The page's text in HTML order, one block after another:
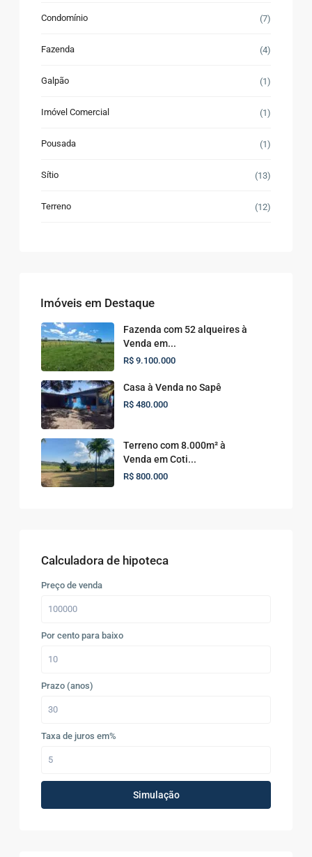
Condomínio (7)
Fazenda (4)
Galpão (1)
Imóvel Comercial (1)
Pousada (1)
Sítio (13)
Terreno (12)
Imóveis em Destaque
Fazenda com 52 alqueires à
Venda em...
R$ 9.100.000
Casa à Venda no Sapê
R$ 480.000
Terreno com 8.000m² à
Venda em Coti...
R$ 800.000
Calculadora de hipoteca
Preço de venda
Por cento para baixo
Prazo (anos)
Taxa de juros em%
Simulação